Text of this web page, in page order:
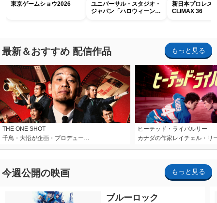
東京ゲームショウ2026
ユニバーサル・スタジオ・
ジャパン「ハロウィーン・
新日本プロレス
CLIMAX 36
最新＆おすすめ 配信作品 もっと見る
THE ONE SHOT
千鳥・大悟が企画・プロデュー…
ヒーテッド・ライバルリー
カナダの作家レイチェル・リ
今週公開の映画 もっと見る
ブルーロック